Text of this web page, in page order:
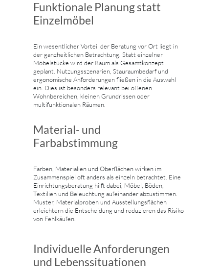
Funktionale Planung statt
Einzelmöbel
Ein wesentlicher Vorteil der Beratung vor Ort liegt in
der ganzheitlichen Betrachtung. Statt einzelner
Möbelstücke wird der Raum als Gesamtkonzept
geplant. Nutzungsszenarien, Stauraumbedarf und
ergonomische Anforderungen fließen in die Auswahl
ein. Dies ist besonders relevant bei offenen
Wohnbereichen, kleinen Grundrissen oder
multifunktionalen Räumen.
Material- und
Farbabstimmung
Farben, Materialien und Oberflächen wirken im
Zusammenspiel oft anders als einzeln betrachtet. Eine
Einrichtungsberatung hilft dabei, Möbel, Böden,
Textilien und Beleuchtung aufeinander abzustimmen.
Muster, Materialproben und Ausstellungsflächen
erleichtern die Entscheidung und reduzieren das Risiko
von Fehlkäufen.
Individuelle Anforderungen
und Lebenssituationen